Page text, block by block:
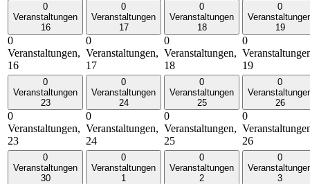
0
Veranstaltungen
16
0
Veranstaltungen,
16
0
Veranstaltungen
17
0
Veranstaltungen,
17
0
Veranstaltungen
18
0
Veranstaltungen,
18
0
19
0
19
0
Veranstaltungen
23
0
Veranstaltungen,
23
0
Veranstaltungen
24
0
Veranstaltungen,
24
0
Veranstaltungen
25
0
Veranstaltungen,
25
0
26
0
26
0
Veranstaltungen
30
0
Veranstaltungen
1
0
Veranstaltungen
2
0
3